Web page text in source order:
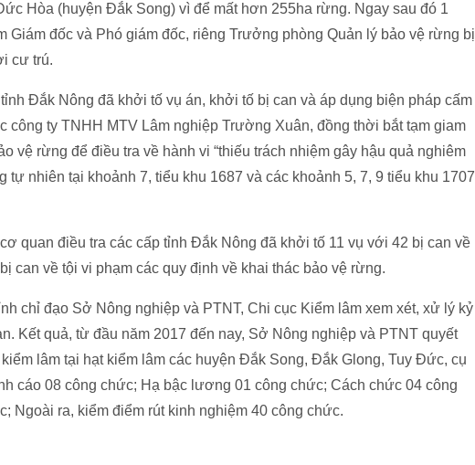
Hòa (huyện Đắk Song) vì để mất hơn 255ha rừng. Ngay sau đó 1
Giám đốc và Phó giám đốc, riêng Trưởng phòng Quản lý bảo vệ rừng bị
cư trú.
Đắk Nông đã khởi tố vụ án, khởi tố bị can và áp dụng biện pháp cấm
công ty TNHH MTV Lâm nghiệp Trường Xuân, đồng thời bắt tạm giam
vệ rừng để điều tra về hành vi “thiếu trách nhiệm gây hậu quả nghiêm
tự nhiên tại khoảnh 7, tiểu khu 1687 và các khoảnh 5, 7, 9 tiểu khu 1707
quan điều tra các cấp tỉnh Đắk Nông đã khởi tố 11 vụ với 42 bị can về
can về tội vi phạm các quy định về khai thác bảo vệ rừng.
chỉ đạo Sở Nông nghiệp và PTNT, Chi cục Kiểm lâm xem xét, xử lý kỷ
Kết quả, từ đầu năm 2017 đến nay, Sở Nông nghiệp và PTNT quyết
lâm tại hạt kiểm lâm các huyện Đắk Song, Đắk Glong, Tuy Đức, cụ
cáo 08 công chức; Hạ bậc lương 01 công chức; Cách chức 04 công
Ngoài ra, kiểm điểm rút kinh nghiệm 40 công chức.